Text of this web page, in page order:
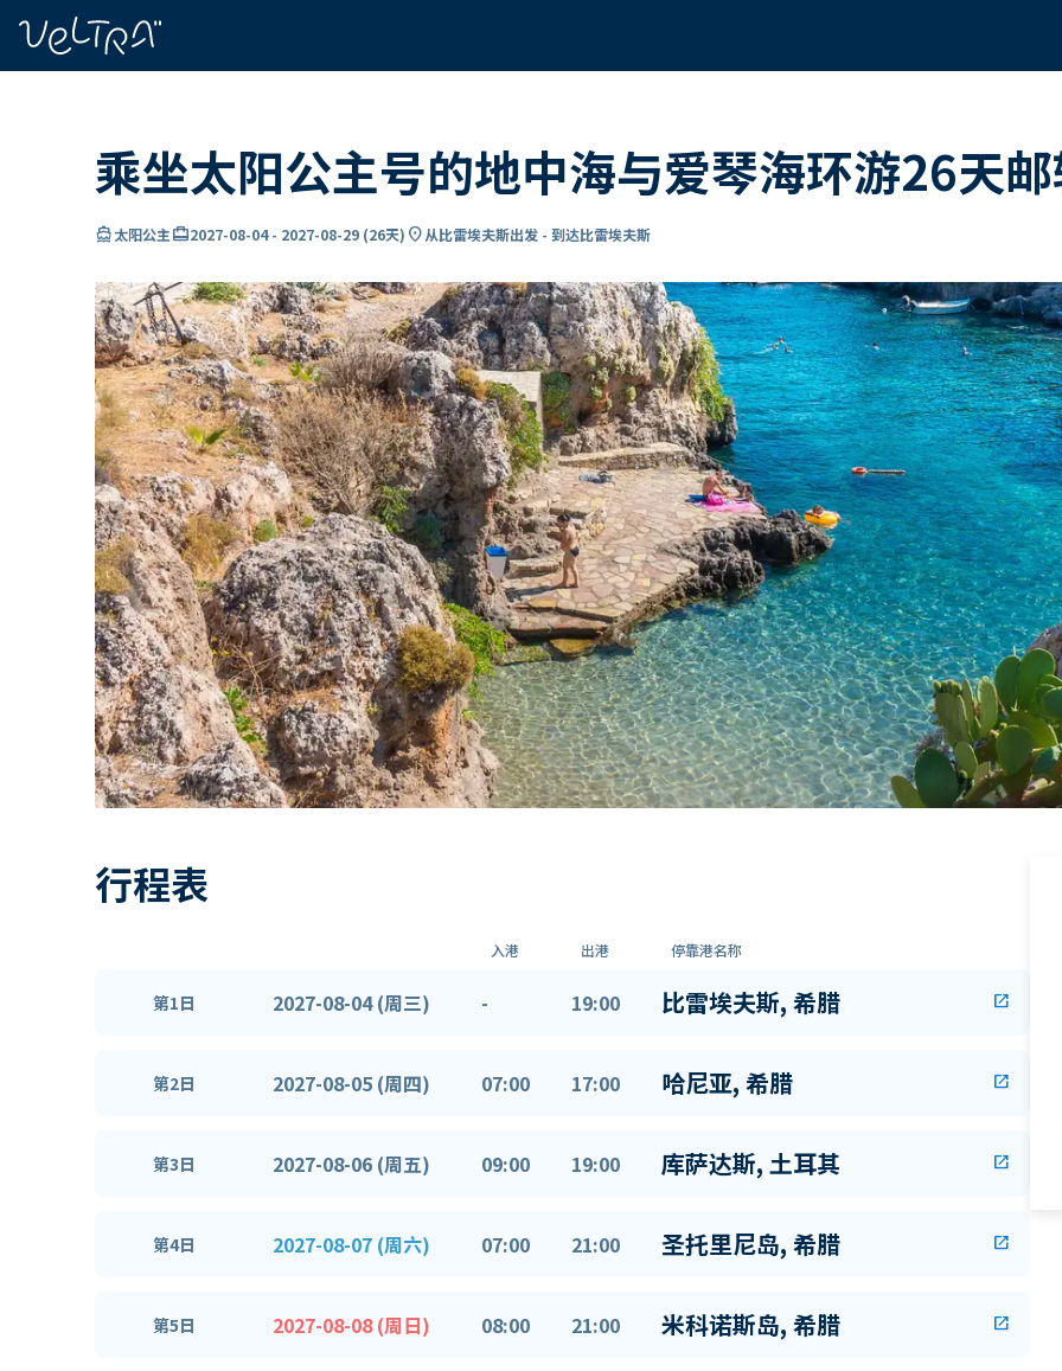
乘坐太阳公主号的地中海与爱琴海环游26天
directions_boat太阳公主card_travel2027-08-04- 2027-08-29 (26天) location_on从比雷埃夫斯出发 - 到达比雷埃夫斯
行程表
入港 出港 停靠港名称
第1日 2027-08-04 (周三) - 19:00 比雷埃夫斯, 希腊 open_in_new
第2日 2027-08-05 (周四) 07:00 17:00 哈尼亚, 希腊 open_in_new
第3日 2027-08-06 (周五) 09:00 19:00 库萨达斯, 土耳其 open_in_new
第4日 2027-08-07 (周六) 07:00 21:00 圣托里尼岛, 希腊 open_in_new
第5日 2027-08-08 (周日) 08:00 21:00 米科诺斯岛, 希腊 open_in_new